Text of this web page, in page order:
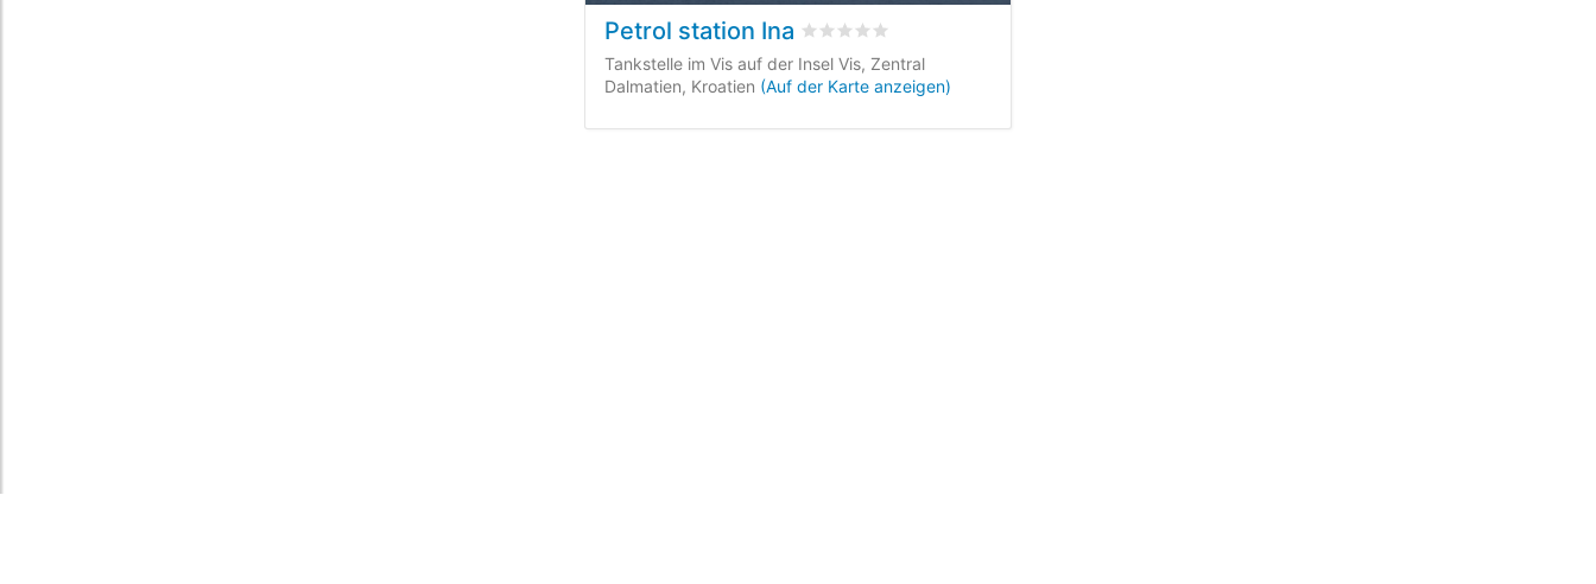
Petrol station Ina bewertet0
Tankstelle im Vis auf der Insel Vis, Zentral
Dalmatien, Kroatien (Auf der Karte anzeigen)